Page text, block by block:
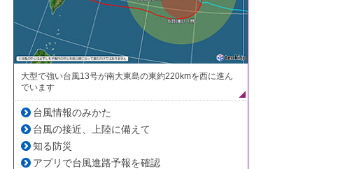
大型で強い台風13号が南大東島の東約220kmを西に進ん
でいます
台風情報のみかた
台風の接近、上陸に備えて
知る防災
アプリで台風進路予報を確認